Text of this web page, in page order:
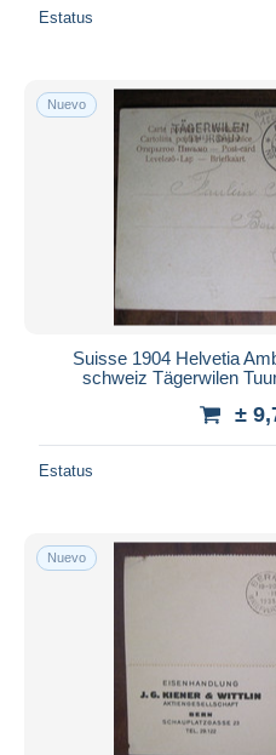
Estatus
Nuevo
Suisse 1904 Helvetia
schweiz Tägerwilen
±
Estatus
Nuevo